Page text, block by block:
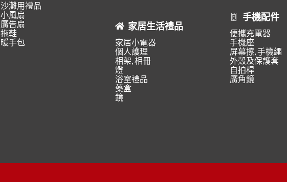
沙灘用禮品
小風扇
廣告扇
拖鞋
暖手包
家居生活禮品
家居小電器
個人護理
相架, 相冊
燈
浴室禮品
藥盒
鏡
手機配件
便攜充電器
手機座
屏幕擦, 手機繩
外殼及保護套
自拍桿
廣角鏡